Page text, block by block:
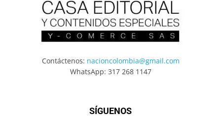
Contáctenos: nacioncolombia@gmail.com
WhatsApp: 317 268 1147
SÍGUENOS